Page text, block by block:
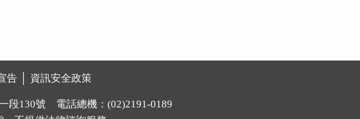
告 資訊安全政策
段130號 電話總機：(02)2191-0189